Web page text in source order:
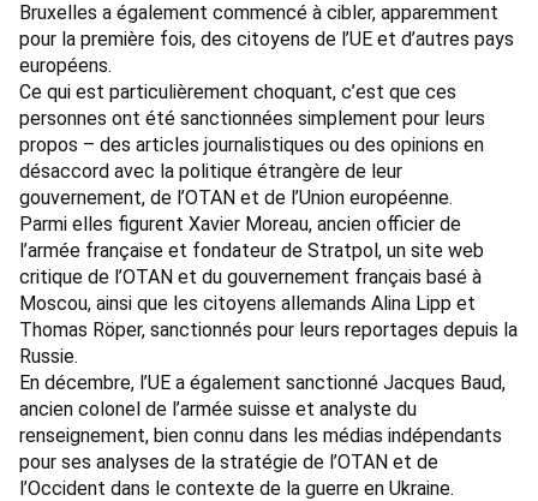
Bruxelles a également commencé à cibler, apparemment
pour la première fois, des citoyens de l’UE et d’autres pays
européens.
Ce qui est particulièrement choquant, c’est que ces
personnes ont été sanctionnées simplement pour leurs
propos – des articles journalistiques ou des opinions en
désaccord avec la politique étrangère de leur
gouvernement, de l’OTAN et de l’Union européenne.
Parmi elles figurent Xavier Moreau, ancien officier de
l’armée française et fondateur de Stratpol, un site web
critique de l’OTAN et du gouvernement français basé à
Moscou, ainsi que les citoyens allemands Alina Lipp et
Thomas Röper, sanctionnés pour leurs reportages depuis la
Russie.
En décembre, l’UE a également sanctionné Jacques Baud,
ancien colonel de l’armée suisse et analyste du
renseignement, bien connu dans les médias indépendants
pour ses analyses de la stratégie de l’OTAN et de
l’Occident dans le contexte de la guerre en Ukraine.